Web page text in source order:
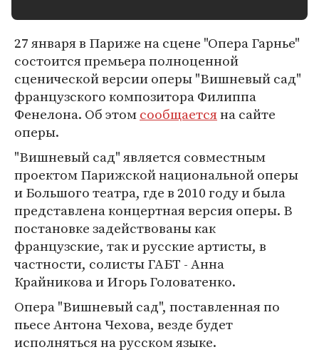
27 января в Париже на сцене "Опера Гарнье"
состоится премьера полноценной
сценической версии оперы "Вишневый сад"
французского композитора Филиппа
Фенелона. Об этомсообщаетсяна сайте
оперы.
"Вишневый сад" является совместным
проектом Парижской национальной оперы
и Большого театра, где в 2010 году и была
представлена концертная версия оперы. В
постановке задействованы как
французские, так и русские артисты, в
частности, солисты ГАБТ - Анна
Крайникова и Игорь Головатенко.
Опера "Вишневый сад", поставленная по
пьесе Антона Чехова, везде будет
исполняться на русском языке.